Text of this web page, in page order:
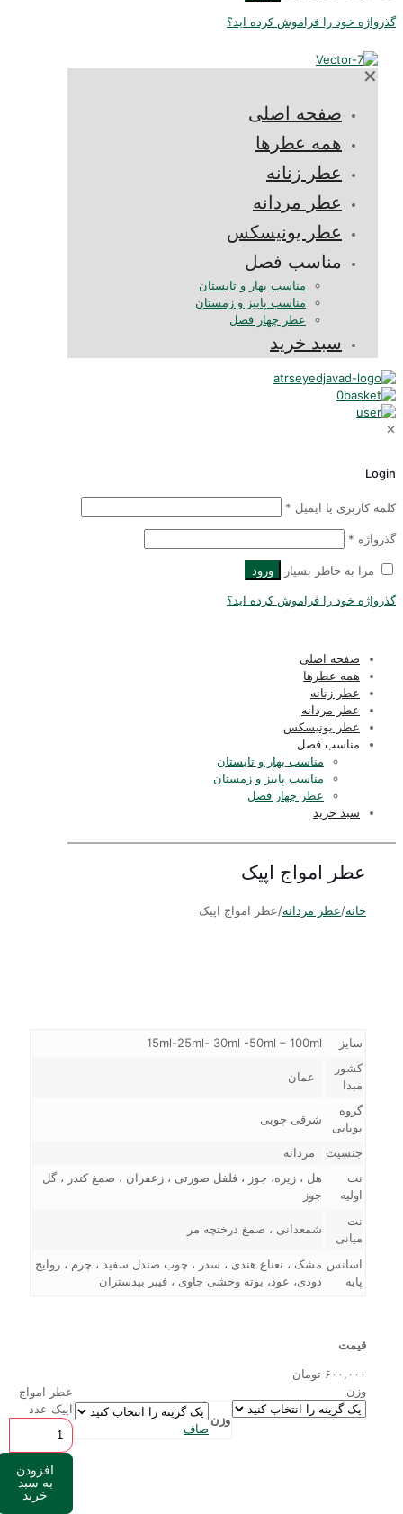
خود را فراموش کرده اید؟
✕
صفحه اصلی
همه عطرها
عطر زنانه
عطر مردانه
عطر یونیسکس
مناسب فصل
مناسب بهار و تابستان
مناسب پاییز و زمستان
عطر چهار فصل
سبد خرید
0
کاربری یا ایمیل *
*
مرا به خاطر بسپار ورود
خود را فراموش کرده اید؟
صفحه اصلی
همه عطرها
عطر زنانه
عطر مردانه
عطر یونیسکس
مناسب فصل
مناسب بهار و تابستان
مناسب پاییز و زمستان
عطر چهار فصل
سبد خرید
عطر امواج اپیک
خانه/عطر مردانه/عطر امواج اپیک
سایز
15ml-25ml- 30ml -50ml – 100ml
کشور
مبدا
عمان
گروه
بویایی
شرقی چوبی
جنسیت مردانه
نت
اولیه
هل ، زیره، جوز ، فلفل صورتی ، زعفران ، صمغ کندر ، گل
جوز
نت
میانی
شمعدانی ، صمغ درختچه مر
اسانس
پایه
مشک ، نعناع هندی ، سدر ، چوب صندل سفید ، چرم ، روایح
دودی، عود، بوته وحشی جاوی ، فیبر بیدستران
قیمت
۶۰۰,۰۰۰ تومان
وزن
وزن
صاف
عطر امواج
اپیک عدد
افزودن
به سبد
خرید